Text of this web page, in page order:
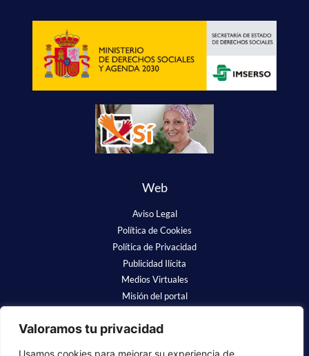
Valoramos tu privacidad
Usamos cookies para mejorar su experiencia de
Web
Aviso Legal
Política de Cookies
Política de Privacidad
Publicidad Ilícita
Medios Virtuales
Misión del portal